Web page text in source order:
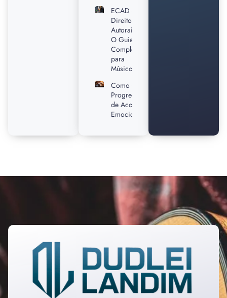
ECAD e
Direitos
Autorais:
O Guia
Completo
para
Músicos
Como Criar
Progressões
de Acordes
Emocionantes